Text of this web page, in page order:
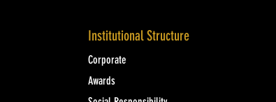
Institutional Structure
Corporate
Awards